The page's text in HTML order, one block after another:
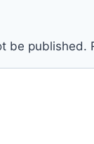
be published.